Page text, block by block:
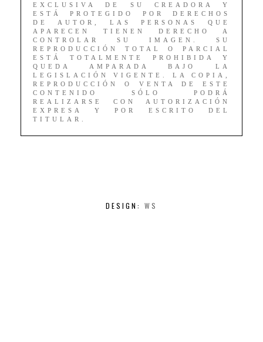
EXCLUSIVA DE SU CREADORA Y
ESTÁ PROTEGIDO POR DERECHOS
DE AUTOR, LAS PERSONAS QUE
APARECEN TIENEN DERECHO A
CONTROLAR SU IMAGEN. SU
REPRODUCCIÓN TOTAL O PARCIAL
ESTÁ TOTALMENTE PROHIBIDA Y
QUEDA AMPARADA BAJO LA
LEGISLACIÓN VIGENTE. LA COPIA,
REPRODUCCIÓN O VENTA DE ESTE
CONTENIDO SÓLO PODRÁ
REALIZARSE CON AUTORIZACIÓN
EXPRESA Y POR ESCRITO DEL
TITULAR.
DESIGN: WS